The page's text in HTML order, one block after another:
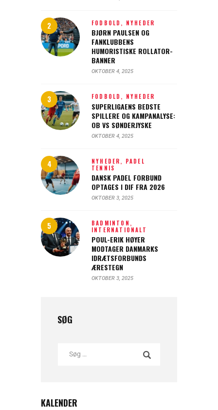
FODBOLD, NYHEDER
BJØRN PAULSEN OG
FANKLUBBENS
HUMORISTISKE ROLLATOR-
BANNER
OKTOBER 4, 2025
FODBOLD, NYHEDER
SUPERLIGAENS BEDSTE
SPILLERE OG KAMPANALYSE:
OB VS SØNDERJYSKE
OKTOBER 4, 2025
NYHEDER, PADEL
TENNIS
DANSK PADEL FORBUND
OPTAGES I DIF FRA 2026
OKTOBER 3, 2025
BADMINTON,
INTERNATIONALT
POUL-ERIK HØYER
MODTAGER DANMARKS
IDRÆTSFORBUNDS
ÆRESTEGN
OKTOBER 3, 2025
SØG
KALENDER